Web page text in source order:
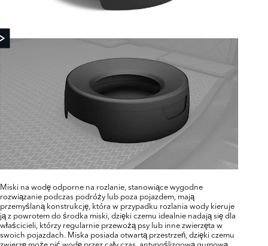
Miski na wodę odporne na rozlanie, stanowiące wygodne
rozwiązanie podczas podróży lub poza pojazdem, mają
przemyślaną konstrukcję, która w przypadku rozlania wody kieruje
ją z powrotem do środka miski, dzięki czemu idealnie nadają się dla
właścicieli, którzy regularnie przewożą psy lub inne zwierzęta w
swoich pojazdach. Miska posiada otwartą przestrzeń, dzięki czemu
zwierzę może pić wodę przez cały czas, antypoślizgową gumową